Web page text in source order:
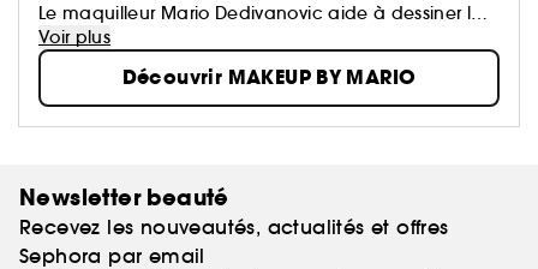
Le maquilleur Mario Dedivanovic aide à dessiner la
version la plus parfaite de la beauté naturelle d'un
individu. De l'éducation aux médias sociaux en
passant par l'innovation, Mario s'est construit une
clientèle mondiale, ayant enseigné et popularisé
certaines des techniques de maquillage les plus
Voir plus
Découvrir MAKEUP BY MARIO
Newsletter beauté
Recevez les nouveautés, actualités et offres
Sephora par email